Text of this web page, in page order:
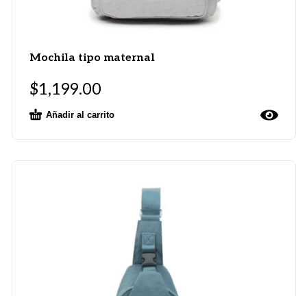
Mochila tipo maternal
$1,199.00
Añadir al carrito